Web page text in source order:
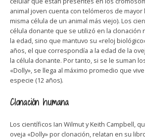
animal joven cuenta con telómeros de
misma célula de un animal más viejo). Los
célula donante que se utilizó en la clonación
la edad, sino que mantuvo su «reloj
años, el que correspondía a la edad de la
la célula donante. Por tanto, si se le suman
«Dolly», se llega al máximo promedio que
especie (12 años).
Clonación humana
Los científicos Ian Wilmut y Keith Campbell,
oveja «Dolly» por clonación, relatan en su